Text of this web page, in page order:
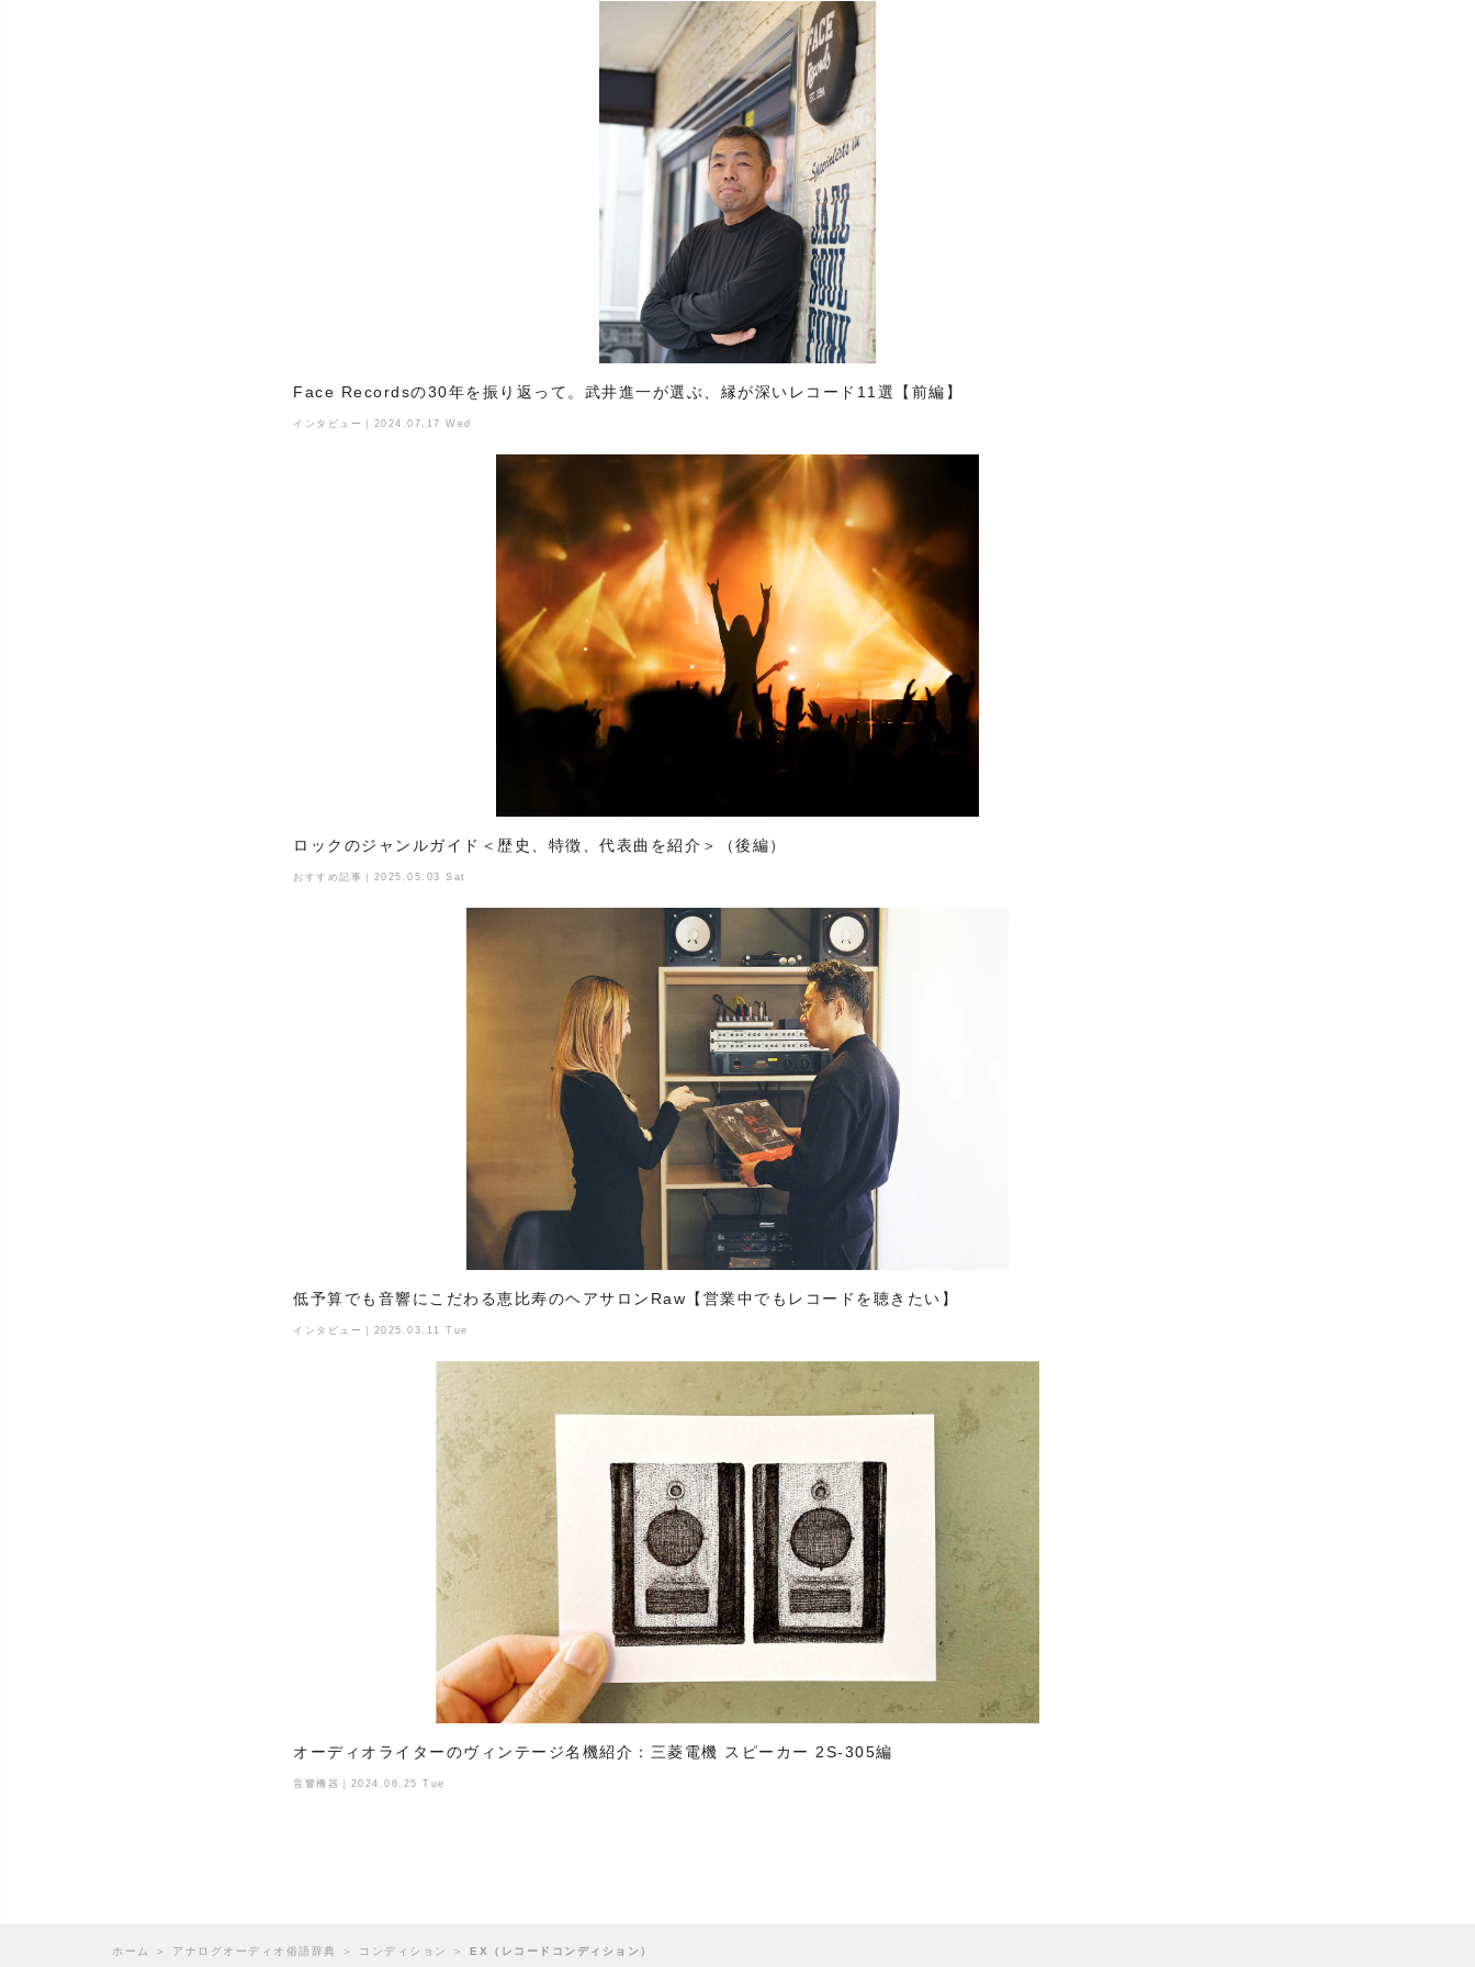
Face Recordsの30年を振り返って。武井進一が選ぶ、縁が深いレコード11選【前編】
インタビュー｜2024.07.17 Wed
ロックのジャンルガイド＜歴史、特徴、代表曲を紹介＞（後編）
おすすめ記事｜2025.05.03 Sat
低予算でも音響にこだわる恵比寿のヘアサロンRaw【営業中でもレコードを聴きたい】
インタビュー｜2025.03.11 Tue
オーディオライターのヴィンテージ名機紹介：三菱電機 スピーカー 2S-305編
音響機器｜2024.06.25 Tue
ホーム ＞ アナログオーディオ俗語辞典 ＞ コンディション ＞ EX（レコードコンディション）